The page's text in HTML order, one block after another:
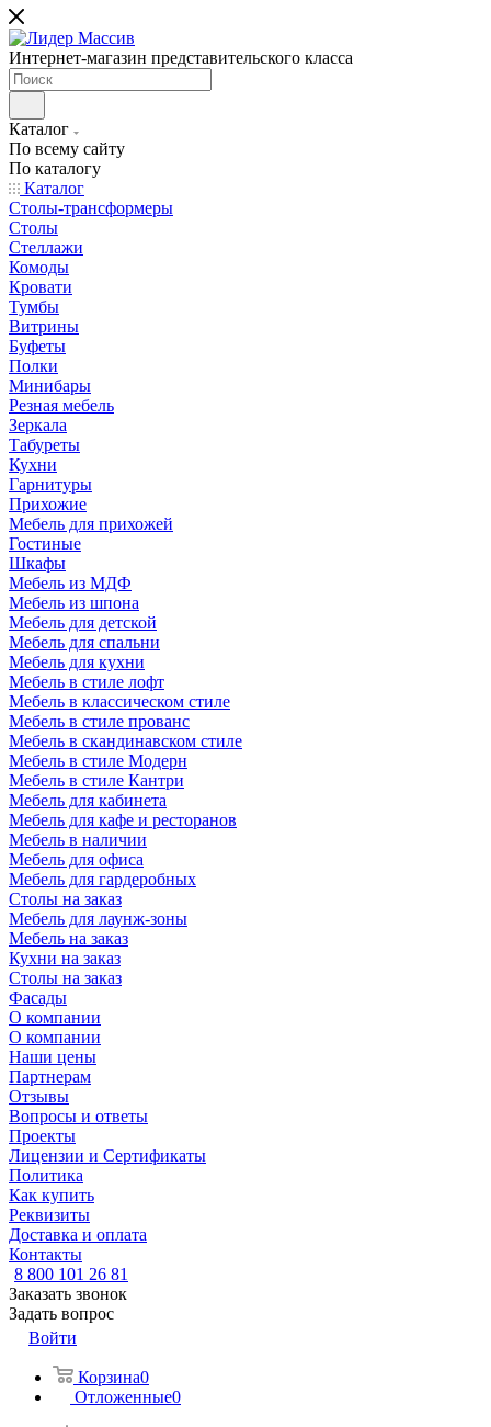
Интернет-магазин представительского класса
Каталог
По всему сайту
По каталогу
Каталог
Столы-трансформеры
Столы
Стеллажи
Комоды
Кровати
Тумбы
Витрины
Буфеты
Полки
Минибары
Резная мебель
Зеркала
Табуреты
Кухни
Гарнитуры
Прихожие
Мебель для прихожей
Гостиные
Шкафы
Мебель из МДФ
Мебель из шпона
Мебель для детской
Мебель для спальни
Мебель для кухни
Мебель в стиле лофт
Мебель в классическом стиле
Мебель в стиле прованс
Мебель в скандинавском стиле
Мебель в стиле Модерн
Мебель в стиле Кантри
Мебель для кабинета
Мебель для кафе и ресторанов
Мебель в наличии
Мебель для офиса
Мебель для гардеробных
Столы на заказ
Мебель для лаунж-зоны
Мебель на заказ
Кухни на заказ
Столы на заказ
Фасады
О компании
О компании
Наши цены
Партнерам
Отзывы
Вопросы и ответы
Проекты
Лицензии и Сертификаты
Политика
Как купить
Реквизиты
Доставка и оплата
Контакты
8 800 101 26 81
Заказать звонок
Задать вопрос
Войти
Корзина0
Отложенные0